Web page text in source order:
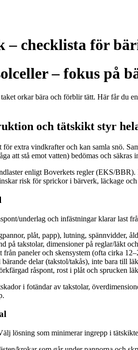
– checklista för
– fokus på
orkar bära och förblir tätt. Här får du
och tätskikt styr
för extra vindkrafter och kan samla snö.
att stå emot vatten) bedömas och säkras
enligt Boverkets regler (EKS/
risk för sprickor i bärverk, läckage
underlag och infästningar klarar last
plåt, papp), lutning, spännvidder,
på takstolar, dimensioner på reglar/läkt
paneler och skensystem (ofta cirka
delar (takstol/takås), inte bara till
råspont, rost i plåt och sprucken
i fotändar av takstolar,
lösning som minimerar ingrepp i